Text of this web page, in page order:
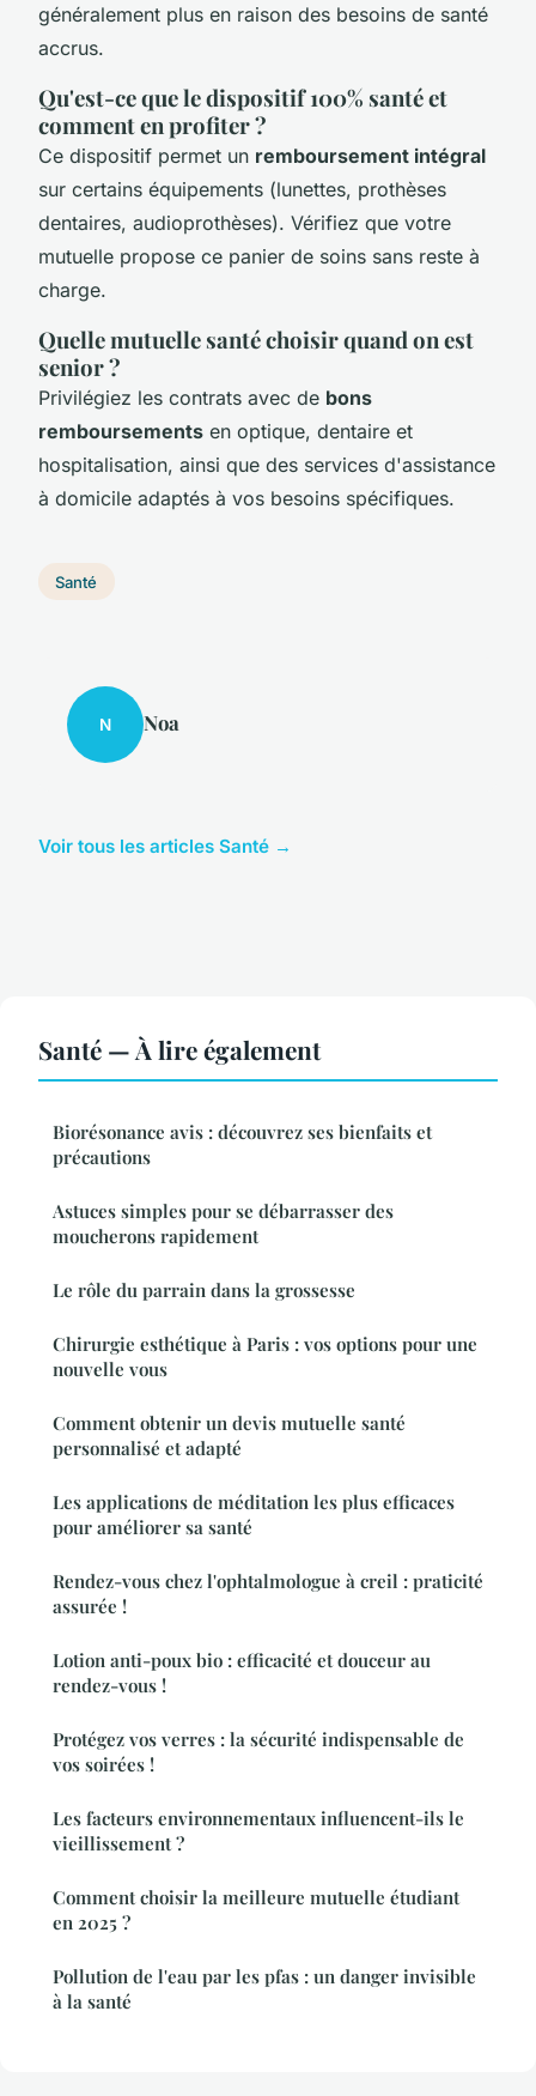
généralement plus en raison des besoins de santé
accrus.
Qu'est-ce que le dispositif 100% santé et
comment en profiter ?
Ce dispositif permet un remboursement intégral
sur certains équipements (lunettes, prothèses
dentaires, audioprothèses). Vérifiez que votre
mutuelle propose ce panier de soins sans reste à
charge.
Quelle mutuelle santé choisir quand on est
senior ?
Privilégiez les contrats avec de bons
remboursements en optique, dentaire et
hospitalisation, ainsi que des services d'assistance
à domicile adaptés à vos besoins spécifiques.
Santé
N Noa
Voir tous les articles Santé →
Santé — À lire également
Biorésonance avis : découvrez ses bienfaits et
précautions
Astuces simples pour se débarrasser des
moucherons rapidement
Le rôle du parrain dans la grossesse
Chirurgie esthétique à Paris : vos options pour une
nouvelle vous
Comment obtenir un devis mutuelle santé
personnalisé et adapté
Les applications de méditation les plus efficaces
pour améliorer sa santé
Rendez-vous chez l'ophtalmologue à creil : praticité
assurée !
Lotion anti-poux bio : efficacité et douceur au
rendez-vous !
Protégez vos verres : la sécurité indispensable de
vos soirées !
Les facteurs environnementaux influencent-ils le
vieillissement ?
Comment choisir la meilleure mutuelle étudiant
en 2025 ?
Pollution de l'eau par les pfas : un danger invisible
à la santé